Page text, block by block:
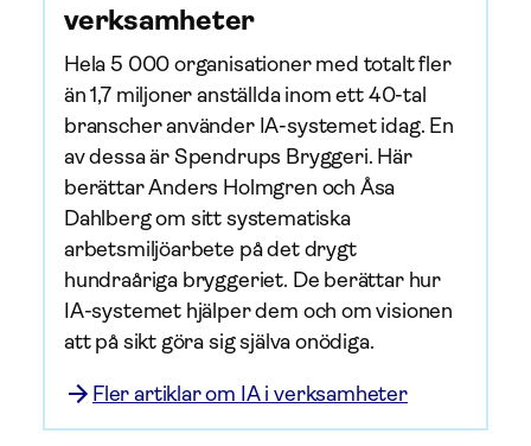
verksamheter
Hela 5 000 organisationer med totalt fler
än 1,7 miljoner anställda inom ett 40-tal
branscher använder IA-systemet idag. En
av dessa är Spendrups Bryggeri. Här
berättar Anders Holmgren och Åsa
Dahlberg om sitt systematiska
arbetsmiljöarbete på det drygt
hundraåriga bryggeriet. De berättar hur
IA-systemet hjälper dem och om visionen
att på sikt göra sig själva onödiga.
Fler artiklar om IA i verksamheter